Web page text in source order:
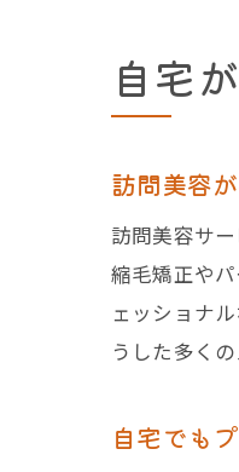
自宅
訪問美容
訪問美容サ
縮毛矯正や
ェッショナ
うした多く
自宅でも